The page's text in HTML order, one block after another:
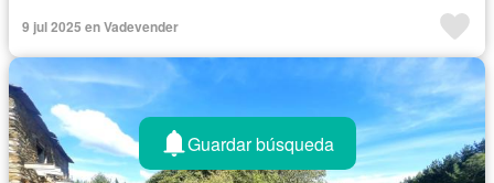
9 jul 2025 en Vadevender
Guardar búsqueda